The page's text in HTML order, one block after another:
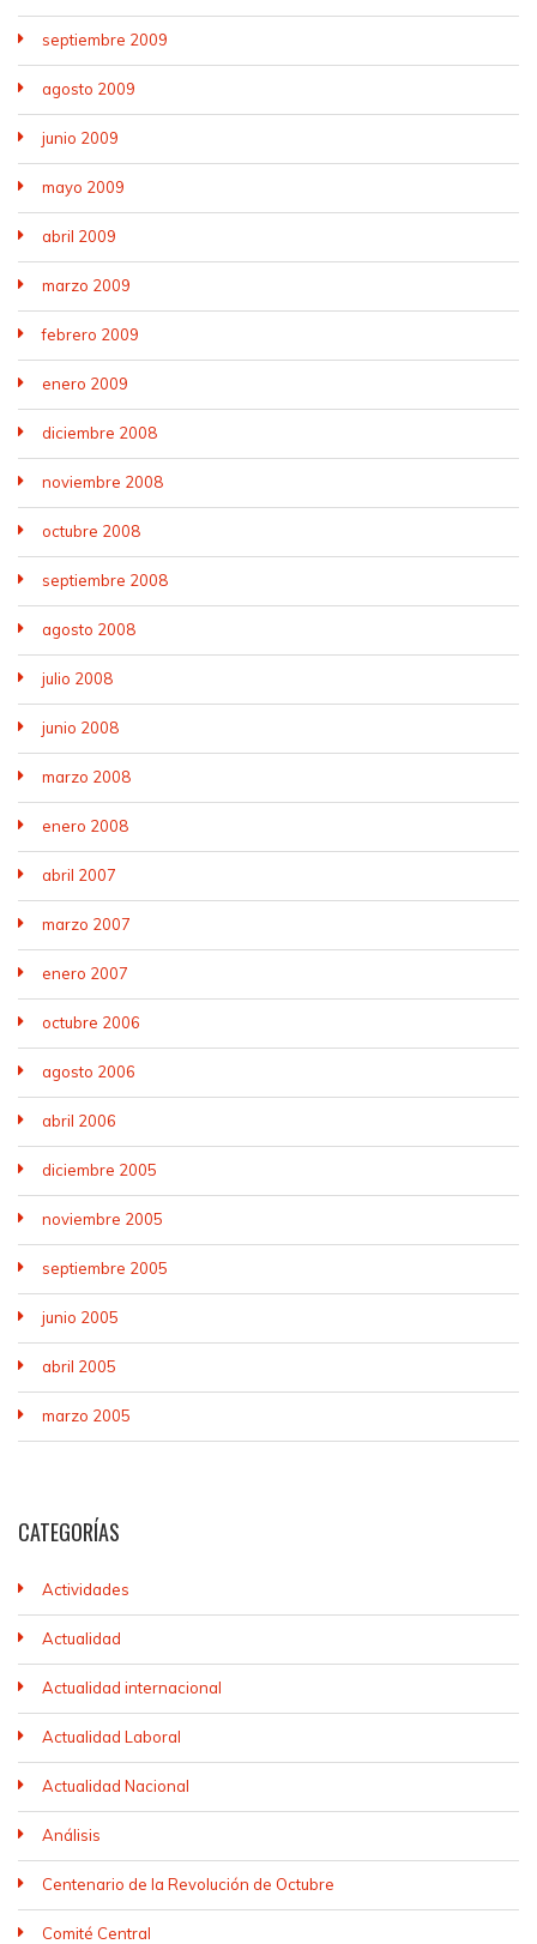
septiembre 2009
agosto 2009
junio 2009
mayo 2009
abril 2009
marzo 2009
febrero 2009
enero 2009
diciembre 2008
noviembre 2008
octubre 2008
septiembre 2008
agosto 2008
julio 2008
junio 2008
marzo 2008
enero 2008
abril 2007
marzo 2007
enero 2007
octubre 2006
agosto 2006
abril 2006
diciembre 2005
noviembre 2005
septiembre 2005
junio 2005
abril 2005
marzo 2005
CATEGORÍAS
Actividades
Actualidad
Actualidad internacional
Actualidad Laboral
Actualidad Nacional
Análisis
Centenario de la Revolución de Octubre
Comité Central